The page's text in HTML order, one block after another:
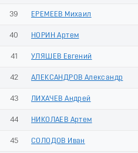
39 ЕРЕМЕЕВ Михаил
40 НОРИН Артем
41 УЛЯШЕВ Евгений
42 АЛЕКСАНДРОВ Александр
43 ЛИХАЧЕВ Андрей
44 НИКОЛАЕВ Артем
45 СОЛОДОВ Иван